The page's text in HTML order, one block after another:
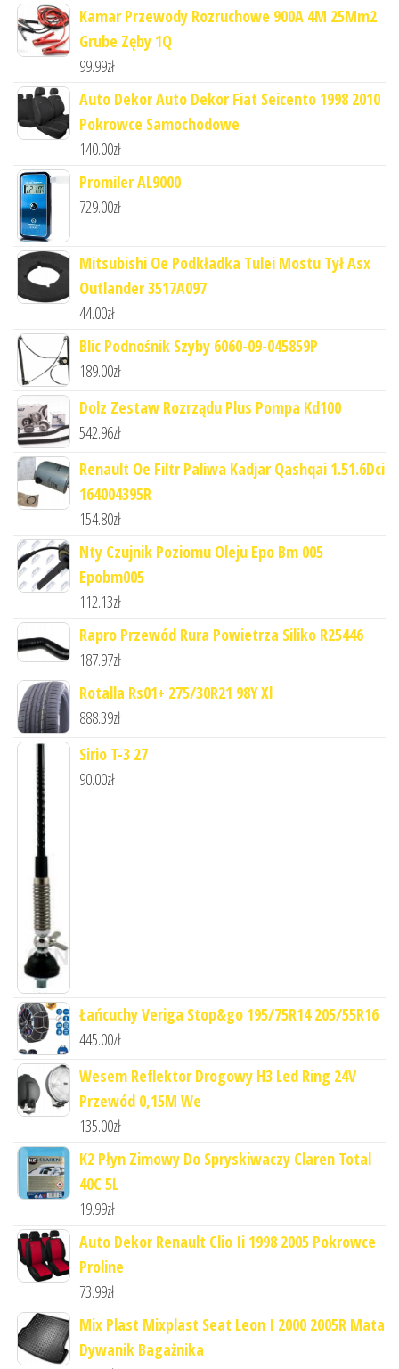
Kamar Przewody Rozruchowe 900A 4M 25Mm2
Grube Zęby 1Q
99.99zł
Auto Dekor Auto Dekor Fiat Seicento 1998 2010
Pokrowce Samochodowe
140.00zł
Promiler AL9000
729.00zł
Mitsubishi Oe Podkładka Tulei Mostu Tył Asx
Outlander 3517A097
44.00zł
Blic Podnośnik Szyby 6060-09-045859P
189.00zł
Dolz Zestaw Rozrządu Plus Pompa Kd100
542.96zł
Renault Oe Filtr Paliwa Kadjar Qashqai 1.51.6Dci
164004395R
154.80zł
Nty Czujnik Poziomu Oleju Epo Bm 005
Epobm005
112.13zł
Rapro Przewód Rura Powietrza Siliko R25446
187.97zł
Rotalla Rs01+ 275/30R21 98Y Xl
888.39zł
Sirio T-3 27
90.00zł
Łańcuchy Veriga Stop&go 195/75R14 205/55R16
445.00zł
Wesem Reflektor Drogowy H3 Led Ring 24V
Przewód 0,15M We
135.00zł
K2 Płyn Zimowy Do Spryskiwaczy Claren Total
40C 5L
19.99zł
Auto Dekor Renault Clio Ii 1998 2005 Pokrowce
Proline
73.99zł
Mix Plast Mixplast Seat Leon I 2000 2005R Mata
Dywanik Bagażnika